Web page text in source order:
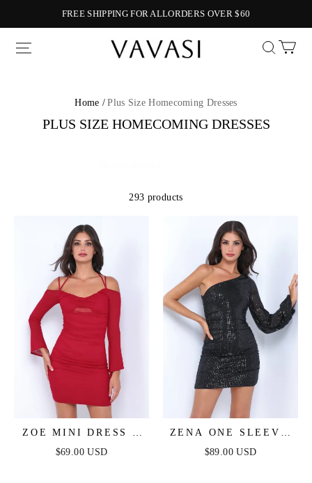
FREE SHIPPING FOR ALLORDERS OVER $60
Vavasi
Home / Plus Size Homecoming Dresses
PLUS SIZE HOMECOMING DRESSES
293 products
ZOE MINI DRESS -
DEEP RED
$69.00 USD
ZENA ONE SLEEVE
SEQUIN MINI DRESS
$89.00 USD